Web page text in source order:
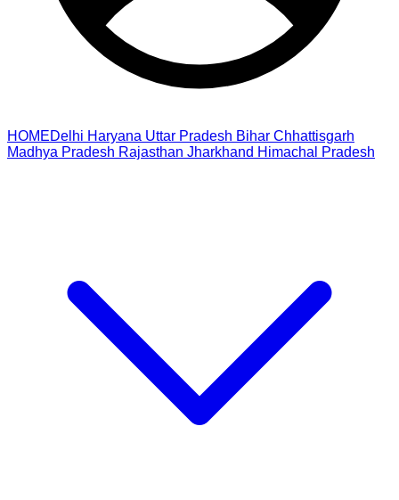
HOMEDelhi Haryana Uttar Pradesh Bihar Chhattisgarh
Madhya Pradesh Rajasthan Jharkhand Himachal Pradesh